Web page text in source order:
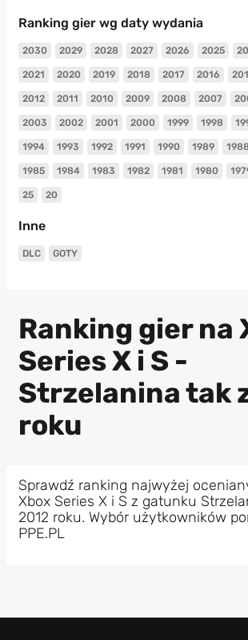
Ranking gier wg daty wydania
2030 2029 2028 2027 2026 2025
2021 2020 2019 2018 2017 2016
2012 2011 2010 2009 2008 2007
2003 2002 2001 2000 1999 1998
1994 1993 1992 1991 1990 1989
1985 1984 1983 1982 1981 1980
25 20
Inne
DLC GOTY
Ranking gier na
Series X i S -
Strzelanina tak
roku
Sprawdź ranking najwyżej
Xbox Series X i S z gatunku
2012 roku. Wybór użytkowników
PPE.PL